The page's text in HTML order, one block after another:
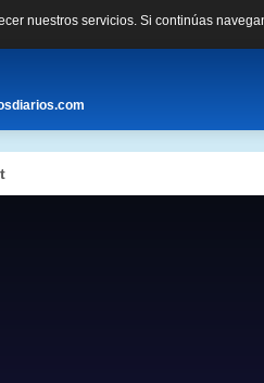
nuestros servicios. Si continúas